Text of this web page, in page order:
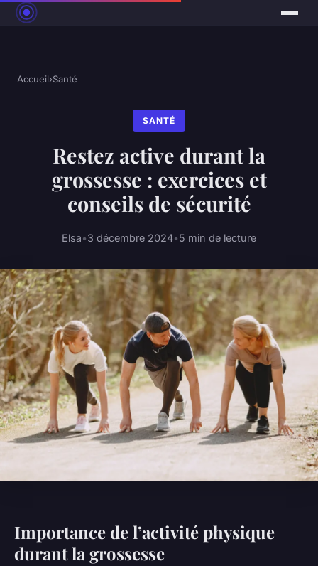
Accueil›Santé
SANTÉ
Restez active durant la
grossesse : exercices et
conseils de sécurité
Elsa•3 décembre 2024•5 min de lecture
Importance de l’activité physique
durant la grossesse